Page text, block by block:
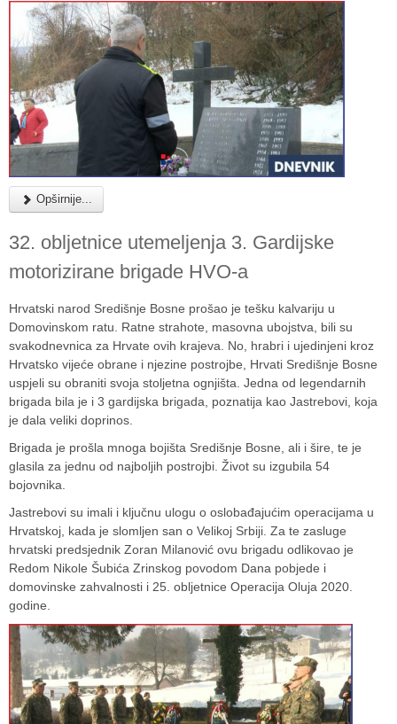
Opširnije...
32. obljetnice utemeljenja 3. Gardijske
motorizirane brigade HVO-a
Hrvatski narod Središnje Bosne prošao je tešku kalvariju u
Domovinskom ratu. Ratne strahote, masovna ubojstva, bili su
svakodnevnica za Hrvate ovih krajeva. No, hrabri i ujedinjeni kroz
Hrvatsko vijeće obrane i njezine postrojbe, Hrvati Središnje Bosne
uspjeli su obraniti svoja stoljetna ognjišta. Jedna od legendarnih
brigada bila je i 3 gardijska brigada, poznatija kao Jastrebovi, koja
je dala veliki doprinos.
Brigada je prošla mnoga bojišta Središnje Bosne, ali i šire, te je
glasila za jednu od najboljih postrojbi. Život su izgubila 54
bojovnika.
Jastrebovi su imali i ključnu ulogu o oslobađajućim operacijama u
Hrvatskoj, kada je slomljen san o Velikoj Srbiji. Za te zasluge
hrvatski predsjednik Zoran Milanović ovu brigadu odlikovao je
Redom Nikole Šubića Zrinskog povodom Dana pobjede i
domovinske zahvalnosti i 25. obljetnice Operacija Oluja 2020.
godine.